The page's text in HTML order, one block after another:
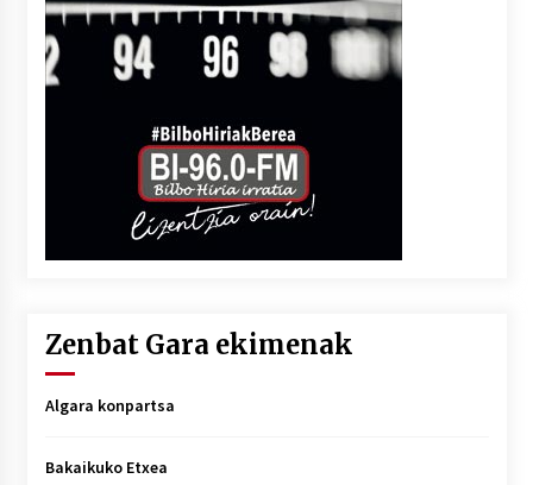
Zenbat Gara ekimenak
Algara konpartsa
Bakaikuko Etxea